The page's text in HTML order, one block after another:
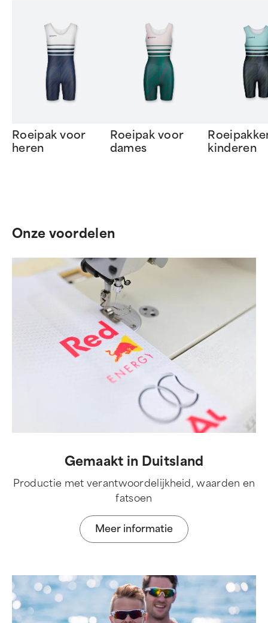
Roeipak voor
heren
Roeipak voor
dames
kinderen
Onze voordelen
Gemaakt in Duitsland
Productie met verantwoordelijkheid, waarden en
fatsoen
Meer informatie